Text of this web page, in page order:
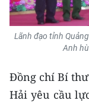
Media Thể thao
Media Giáo dục
Media Khoa
Lãnh đạo tỉnh
Anh
Đồng chí Bí
Hải yêu cầu